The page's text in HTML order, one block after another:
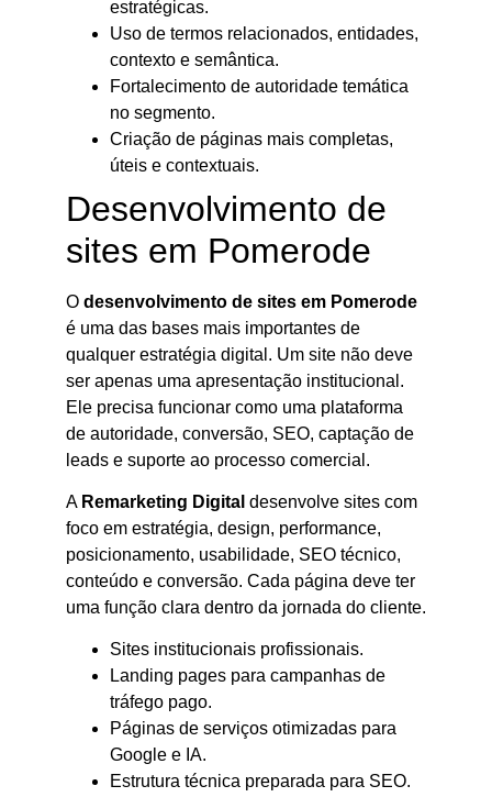
estratégicas.
Uso de termos relacionados, entidades,
contexto e semântica.
Fortalecimento de autoridade temática
no segmento.
Criação de páginas mais completas,
úteis e contextuais.
Desenvolvimento de
sites em Pomerode
O desenvolvimento de sites em Pomerode
é uma das bases mais importantes de
qualquer estratégia digital. Um site não deve
ser apenas uma apresentação institucional.
Ele precisa funcionar como uma plataforma
de autoridade, conversão, SEO, captação de
leads e suporte ao processo comercial.
A Remarketing Digital desenvolve sites com
foco em estratégia, design, performance,
posicionamento, usabilidade, SEO técnico,
conteúdo e conversão. Cada página deve ter
uma função clara dentro da jornada do cliente.
Sites institucionais profissionais.
Landing pages para campanhas de
tráfego pago.
Páginas de serviços otimizadas para
Google e IA.
Estrutura técnica preparada para SEO.